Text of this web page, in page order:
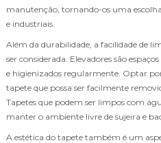
manutenção, tornando-os uma
e industriais.
Além da durabilidade, a facilidade de
ser considerada. Elevadores são
e higienizados regularmente. Optar
tapete que possa ser facilmente
Tapetes que podem ser limpos com
manter o ambiente livre de sujeira e
A estética do tapete também é um